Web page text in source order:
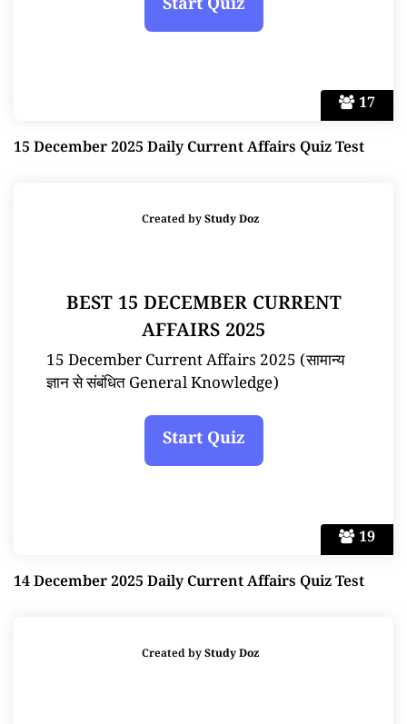
17
15 December 2025 Daily Current Affairs Quiz Test
19
Created byStudy Doz
BEST 15 DECEMBER CURRENT
AFFAIRS 2025
15 December Current Affairs 2025 (सामान्य
ज्ञान से संबंधित General Knowledge)
14 December 2025 Daily Current Affairs Quiz Test
Created byStudy Doz